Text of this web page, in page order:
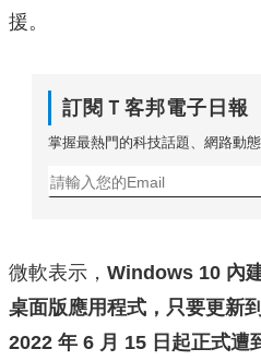
援。
訂閱Ｔ客邦電子日報
掌握最熱門的科技話題、網路動
微軟表示， Windows 10 內
桌面版應用程式，只要更新
2022 年 6 月 15 日起正式遭